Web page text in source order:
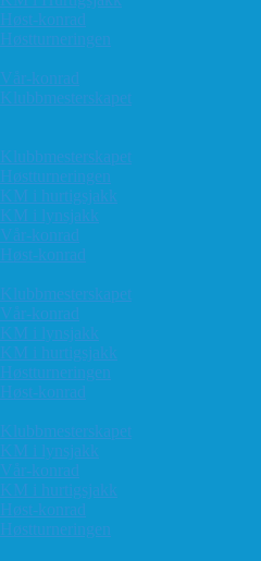
Høst-konrad
Høstturneringen
Vår-konrad
Klubbmesterskapet
Klubbmesterskapet
Høstturneringen
KM i hurtigsjakk
KM i lynsjakk
Vår-konrad
Høst-konrad
Klubbmesterskapet
Vår-konrad
KM i lynsjakk
KM i hurtigsjakk
Høstturneringen
Høst-konrad
Klubbmesterskapet
KM i lynsjakk
Vår-konrad
KM i hurtigsjakk
Høst-konrad
Høstturneringen